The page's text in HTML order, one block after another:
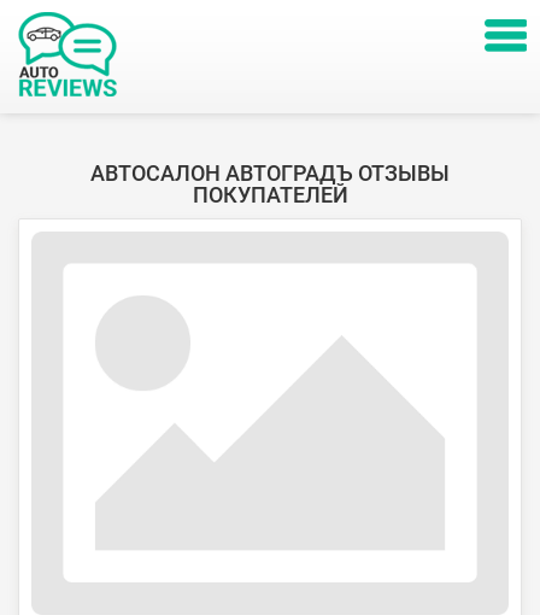
АВТОСАЛОН АВТОГРАДЪ ОТЗЫВЫ
ПОКУПАТЕЛЕЙ